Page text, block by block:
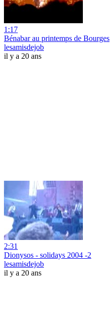
1:17
Bénabar au printemps de Bourges
lesamisdejob
il y a 20 ans
2:31
Dionysos - solidays 2004 -2
lesamisdejob
il y a 20 ans